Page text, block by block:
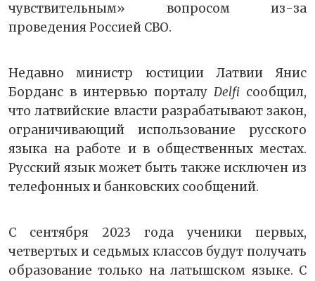
чувствительным» вопросом из-за
проведения Россией СВО.
Недавно министр юстиции Латвии Янис
Борданс в интервью порталу Delfi сообщил,
что латвийские власти разрабатывают закон,
ограничивающий использование русского
языка на работе и в общественных местах.
Русский язык может быть также исключен из
телефонных и банковских сообщений.
С сентября 2023 года ученики первых,
четвертых и седьмых классов будут получать
образование только на латышском языке. С